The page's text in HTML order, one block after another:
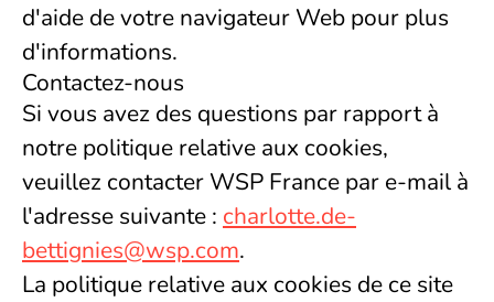
d'aide de votre navigateur Web pour plus
d'informations.
Contactez-nous
Si vous avez des questions par rapport à
notre politique relative aux cookies,
veuillez contacter WSP France par e-mail à
l'adresse suivante : charlotte.de-
bettignies@wsp.com.
La politique relative aux cookies de ce site